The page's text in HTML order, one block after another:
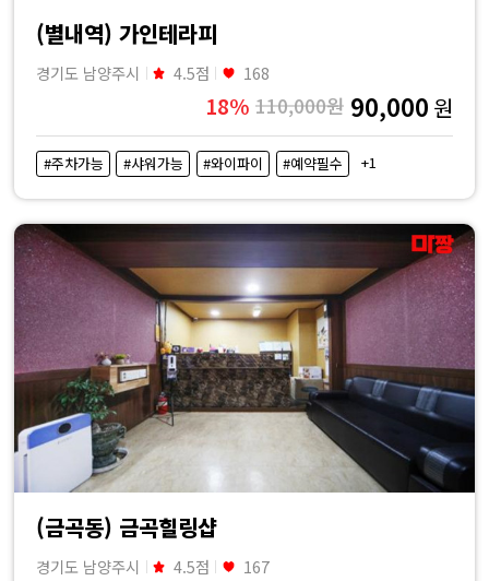
(별내역) 가인테라피
경기도 남양주시 4.5점 168
18% 110,000원 90,000 원
#주차가능 #샤워가능 #와이파이 #예약필수 +1
(금곡동) 금곡힐링샵
경기도 남양주시 4.5점 167